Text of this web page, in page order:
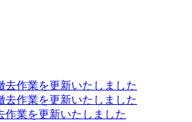
作業を更新いたしました
作業を更新いたしました
業を更新いたしました